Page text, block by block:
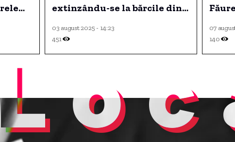
extinzându-se la bărcile din
03 august 2025 - 14:23
451
07
140